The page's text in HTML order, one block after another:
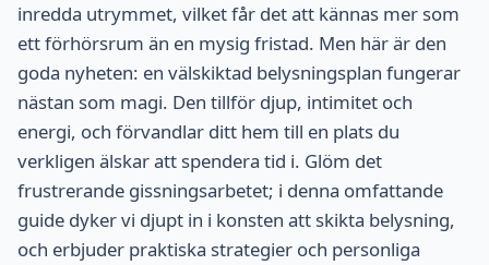
inredda utrymmet, vilket får det att kännas mer som
ett förhörsrum än en mysig fristad. Men här är den
goda nyheten: en välskiktad belysningsplan fungerar
nästan som magi. Den tillför djup, intimitet och
energi, och förvandlar ditt hem till en plats du
verkligen älskar att spendera tid i. Glöm det
frustrerande gissningsarbetet; i denna omfattande
guide dyker vi djupt in i konsten att skikta belysning,
och erbjuder praktiska strategier och personliga